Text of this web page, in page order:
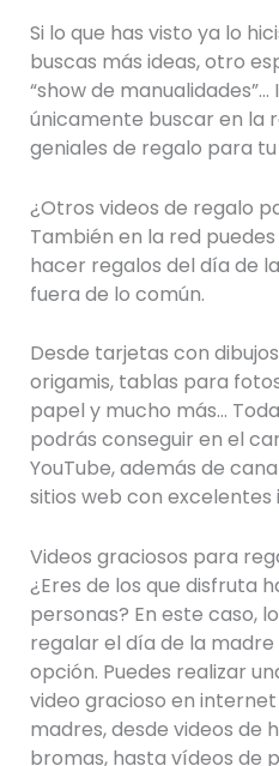
Si lo que has visto ya lo
buscas más ideas, otro
“show de
únicamente buscar en la
geniales de regalo para
¿Otros videos de regalo
También en la red
hacer regalos del día de
fuera de lo común.
Desde tarjetas con
origamis, tablas para
papel y mucho más…
podrás conseguir en el
YouTube, además de
sitios web con excelentes
Videos graciosos para
¿Eres de los que disfruta
personas? En este caso,
regalar el día de la madre
opción. Puedes realizar
video gracioso en
madres, desde videos de
bromas, hasta vídeos de